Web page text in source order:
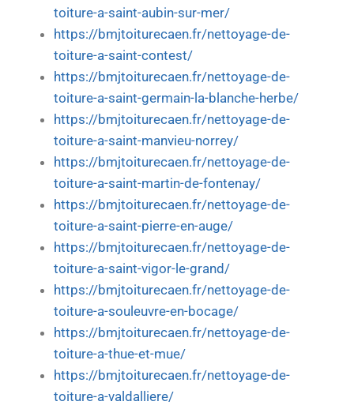
toiture-a-saint-aubin-sur-mer/
https://bmjtoiturecaen.fr/nettoyage-de-
toiture-a-saint-contest/
https://bmjtoiturecaen.fr/nettoyage-de-
toiture-a-saint-germain-la-blanche-herbe/
https://bmjtoiturecaen.fr/nettoyage-de-
toiture-a-saint-manvieu-norrey/
https://bmjtoiturecaen.fr/nettoyage-de-
toiture-a-saint-martin-de-fontenay/
https://bmjtoiturecaen.fr/nettoyage-de-
toiture-a-saint-pierre-en-auge/
https://bmjtoiturecaen.fr/nettoyage-de-
toiture-a-saint-vigor-le-grand/
https://bmjtoiturecaen.fr/nettoyage-de-
toiture-a-souleuvre-en-bocage/
https://bmjtoiturecaen.fr/nettoyage-de-
toiture-a-thue-et-mue/
https://bmjtoiturecaen.fr/nettoyage-de-
toiture-a-valdalliere/